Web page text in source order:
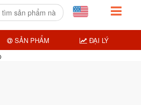
SẢN PHẨM ĐẠI LÝ